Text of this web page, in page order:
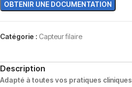
Catégorie : Capteur filaire
Description
Adapté à toutes vos pratiques cliniques